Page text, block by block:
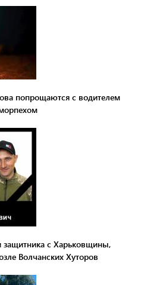
попрощаются с водителем
защитника с Харьковщины,
Волчанских Хуторов